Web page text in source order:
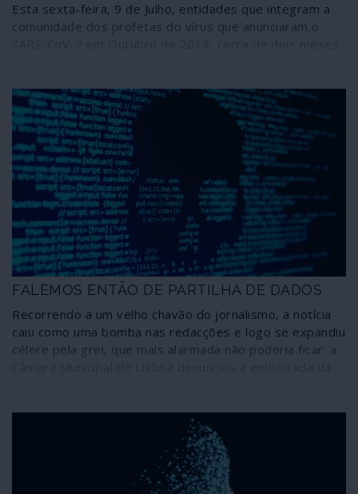
Esta sexta-feira, 9 de Julho, entidades que integram a
comunidade dos profetas do vírus que anunciaram o
ser a próxima pandemia, uma ciberpandemia com tal
dimensão que, comparativamente, faria a crise da
COVID-19 parecer um “pequeno distúrbio”. Quem o diz
é o chefe do Fórum Económico Mundial (WEF na sigla
inglesa), Klaus Schwab, ardente defensor do
aproveitamento destas convulsões como “janelas de
oportunidade” para proceder ao “novo reinício”, o Great
Reset do capitalismo.
FALEMOS ENTÃO DE PARTILHA DE DADOS
Recorrendo a um velho chavão do jornalismo, a notícia
caiu como uma bomba nas redacções e logo se expandiu
célere pela grei, que mais alarmada não poderia ficar: a
resistência anti-Putin. Como deve ser nestas ocasiões
de extrema gravidade para a nação, o chefe de Estado
tomou as dores da comunidade e em palavras enfáticas
manifestou a sua revolta – que é a revolta de todos –
com o comportamento municipal. Pena é que o mesmo